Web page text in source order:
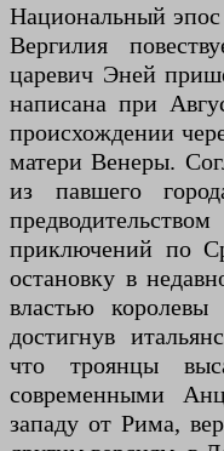
Национальный
Вергилия
царевич Эней
написана при
происхождении
матери Венеры.
из павшего
приключений по
остановку в
властью
достигнув
что троянцы
современными
западу от Рима,